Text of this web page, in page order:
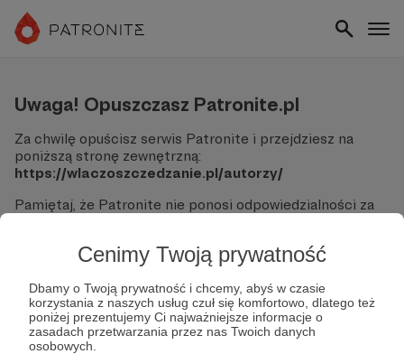
Cenimy Twoją prywatność
Dbamy o Twoją prywatność i chcemy, abyś w czasie
korzystania z naszych usług czuł się komfortowo, dlatego też
poniżej prezentujemy Ci najważniejsze informacje o
zasadach przetwarzania przez nas Twoich danych
osobowych.
Uwaga! Opuszczasz Patronite.pl
Za chwilę opuścisz serwis Patronite i przejdziesz na
poniższą stronę zewnętrzną:
https://wlaczoszczedzanie.pl/autorzy/
Pamiętaj, że Patronite nie ponosi odpowiedzialności za
Nie podawaj swoich danych logowania ani informacji
finansowych na podjerzanych stronach.
Sprawdź dokładnie adres URL, zanim klikniesz przycisk
"Tak, przejdź do strony".
Jeśli masz wątpliwości, wróć do Patronite i zweryfikuj
link.